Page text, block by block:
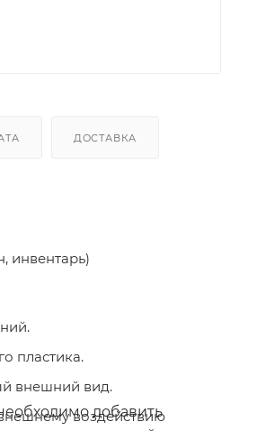
ДОСТАВКА
инвентарь)
пластика.
внешний вид.
воздействию
добавить